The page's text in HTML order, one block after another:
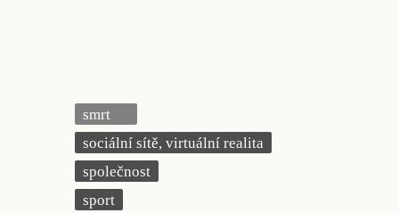
smrt
sociální sítě, virtuální realita
společnost
sport